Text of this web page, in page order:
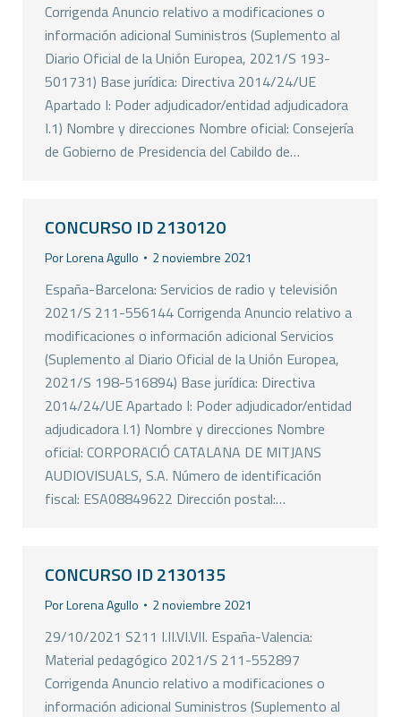
Corrigenda Anuncio relativo a modificaciones o
información adicional Suministros (Suplemento al
Diario Oficial de la Unión Europea, 2021/S 193-
501731) Base jurídica: Directiva 2014/24/UE
Apartado I: Poder adjudicador/entidad adjudicadora
I.1) Nombre y direcciones Nombre oficial: Consejería
de Gobierno de Presidencia del Cabildo de…
CONCURSO ID 2130120
PorLorena Agullo 2 noviembre 2021
España-Barcelona: Servicios de radio y televisión
2021/S 211-556144 Corrigenda Anuncio relativo a
modificaciones o información adicional Servicios
(Suplemento al Diario Oficial de la Unión Europea,
2021/S 198-516894) Base jurídica: Directiva
2014/24/UE Apartado I: Poder adjudicador/entidad
adjudicadora I.1) Nombre y direcciones Nombre
oficial: CORPORACIÓ CATALANA DE MITJANS
AUDIOVISUALS, S.A. Número de identificación
fiscal: ESA08849622 Dirección postal:…
CONCURSO ID 2130135
PorLorena Agullo 2 noviembre 2021
29/10/2021 S211 I.II.VI.VII. España-Valencia:
Material pedagógico 2021/S 211-552897
Corrigenda Anuncio relativo a modificaciones o
información adicional Suministros (Suplemento al